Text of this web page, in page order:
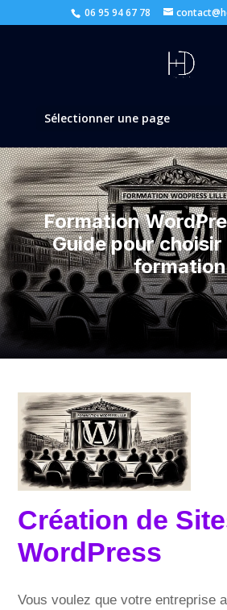
06 95 94 67 78
Sélectionner une page
Formation
Guide pour
formation
Création de
WordPress
Vous voulez que votre entreprise